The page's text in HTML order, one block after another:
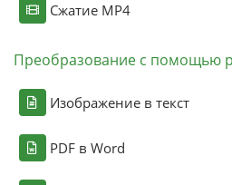
Сжатие MP4
Преобразование с помощью
Изображение в текст
PDF в Word